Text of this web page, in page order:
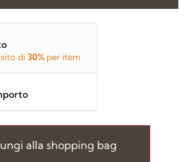
di 30% per item
alla shopping bag